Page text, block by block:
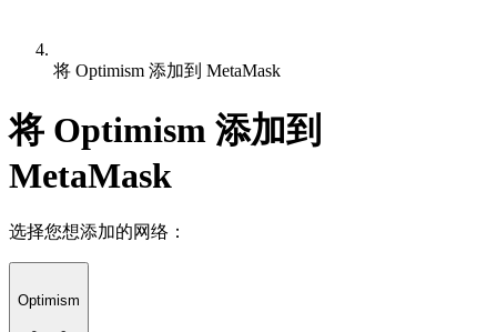
将 Optimism 添加到 MetaMask
将 Optimism 添加到
MetaMask
选择您想添加的网络：
Optimism